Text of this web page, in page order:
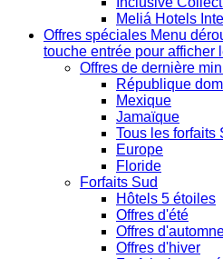
Meliá Hotels
Offres spéciales Menu
touche entrée pour afficher
Offres de dernière
République
Mexique
Jamaïque
Tous les forfaits
Europe
Floride
Forfaits Sud
Hôtels 5 étoiles
Offres d'été
Offres
Offres d'hiver